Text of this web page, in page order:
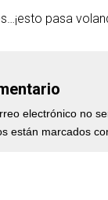
pasa
electrónico no
están marcados